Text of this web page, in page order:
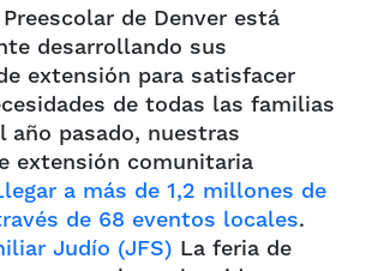
de Denver está
desarrollando sus
extensión para satisfacer
de todas las familias
año pasado, nuestras
extensión comunitaria
a más de 1,2 millones de
de 68 eventos locales.
Judío (JFS) La feria de